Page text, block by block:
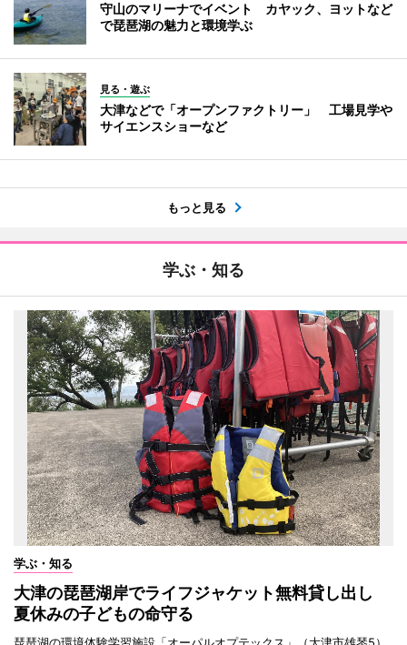
守山のマリーナでイベント カヤック、ヨットなど
で琵琶湖の魅力と環境学ぶ
見る・遊ぶ
大津などで「オープンファクトリー」 工場見学や
サイエンスショーなど
もっと見る
学ぶ・知る
学ぶ・知る
大津の琵琶湖岸でライフジャケット無料貸し出し
夏休みの子どもの命守る